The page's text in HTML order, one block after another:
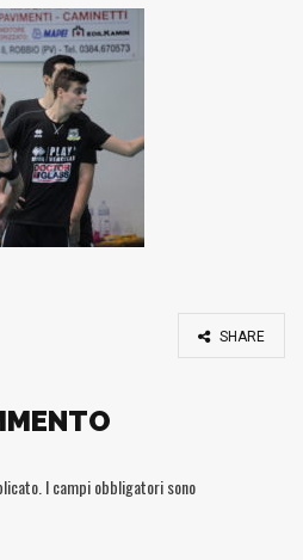
SHARE
I campi obbligatori sono